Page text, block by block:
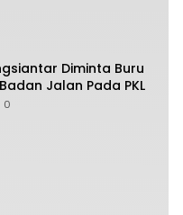
Diminta Buru
Jalan Pada PKL
0